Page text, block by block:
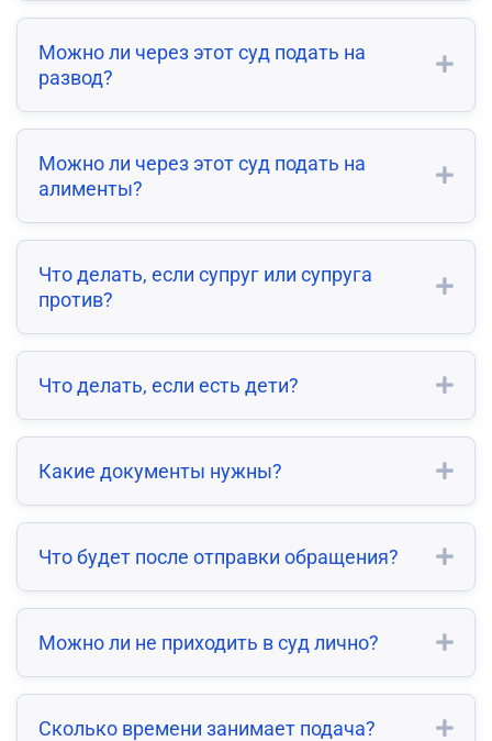
Можно ли через этот суд подать на
развод?
Можно ли через этот суд подать на
алименты?
Что делать, если супруг или супруга
против?
Что делать, если есть дети?
Какие документы нужны?
Что будет после отправки обращения?
Можно ли не приходить в суд лично?
Сколько времени занимает подача?